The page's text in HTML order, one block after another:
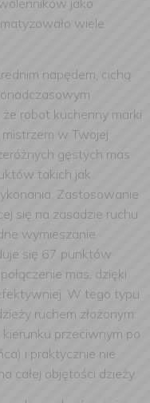
jako
wiele
napędem, cichą
robot kuchenny marki
w Twojej
gęstych mas
takich jak
Zastosowanie
się na zasadzie ruchu
wymieszanie
się 67 punktów
mas, dzięki
W tego typu
ruchem złożonym:
przeciwnym po
i praktycznie nie
całej objętości dzieży.